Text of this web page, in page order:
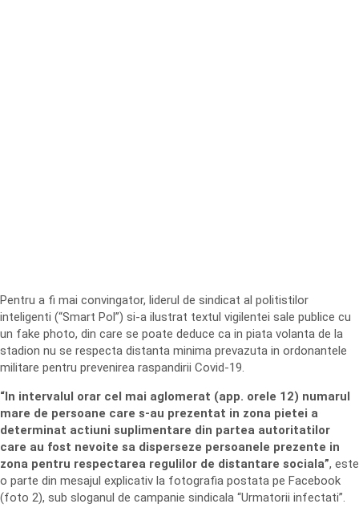
Pentru a fi mai convingator, liderul de sindicat al politistilor
inteligenti (“Smart Pol”) si-a ilustrat textul vigilentei sale publice cu
un fake photo, din care se poate deduce ca in piata volanta de la
stadion nu se respecta distanta minima prevazuta in ordonantele
militare pentru prevenirea raspandirii Covid-19.
“In intervalul orar cel mai aglomerat (app. orele 12) numarul
mare de persoane care s-au prezentat in zona pietei a
determinat actiuni suplimentare din partea autoritatilor
care au fost nevoite sa disperseze persoanele prezente in
zona pentru respectarea regulilor de distantare sociala”, este
o parte din mesajul explicativ la fotografia postata pe Facebook
(foto 2), sub sloganul de campanie sindicala “Urmatorii infectati”.